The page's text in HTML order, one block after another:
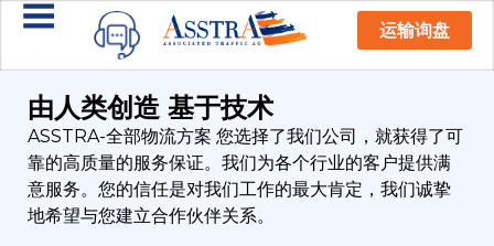
运输询盘
由人类创造 基于技术
ASSTRA-全部物流方案 您选择了我们公司，就获得了可
靠的高质量的服务保证。我们为各个行业的客户提供满
意服务。您的信任是对我们工作的最大肯定，我们诚挚
地希望与您建立合作伙伴关系。